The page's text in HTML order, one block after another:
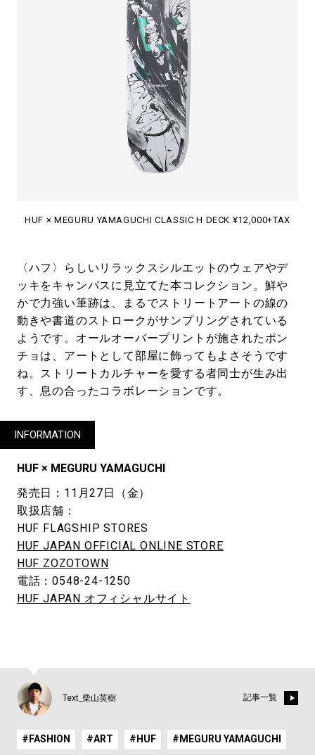
HUF × MEGURU YAMAGUCHI CLASSIC H DECK ¥12,000+TAX
〈ハフ〉らしいリラックスシルエットのウェアやデ
ッキをキャンパスに見立てた本コレクション。鮮や
かで力強い筆跡は、まるでストリートアートの線の
動きや書道のストロークがサンプリングされている
ようです。オールオーバープリントが施されたポン
チョは、アートとして部屋に飾ってもよさそうです
ね。ストリートカルチャーを愛する者同士が生み出
す、息の合ったコラボレーションです。
INFORMATION
HUF × MEGURU YAMAGUCHI
発売日：11月27日（金）
取扱店舗：
HUF FLAGSHIP STORES
HUF JAPAN OFFICIAL ONLINE STORE
HUF ZOZOTOWN
電話：0548-24-1250
HUF JAPAN オフィシャルサイト
Text_柴山英樹 記事一覧
#FASHION #ART #HUF #MEGURU YAMAGUCHI